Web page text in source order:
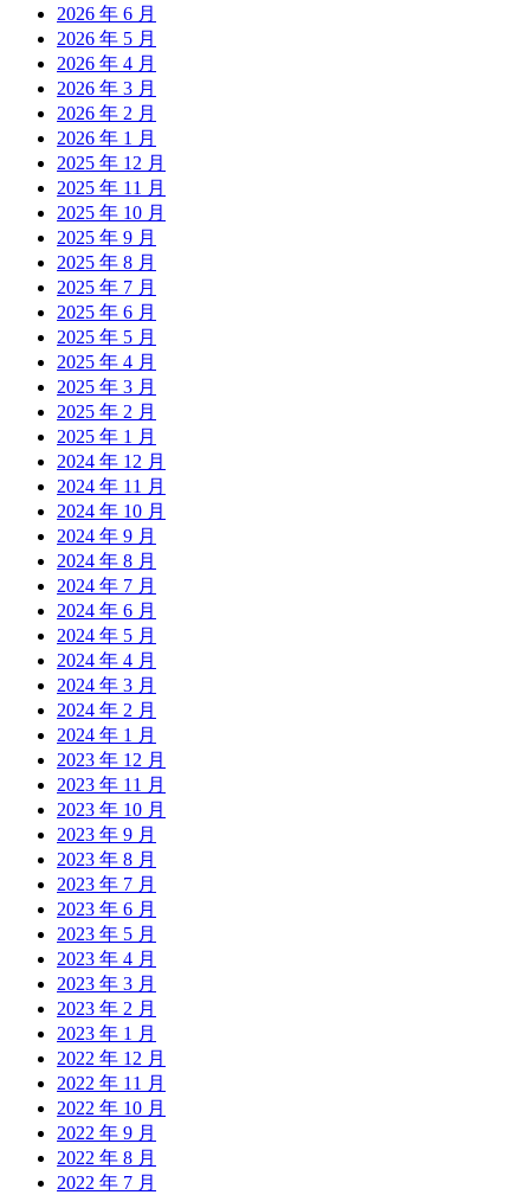
2026 年 6 月
2026 年 5 月
2026 年 4 月
2026 年 3 月
2026 年 2 月
2026 年 1 月
2025 年 12 月
2025 年 11 月
2025 年 10 月
2025 年 9 月
2025 年 8 月
2025 年 7 月
2025 年 6 月
2025 年 5 月
2025 年 4 月
2025 年 3 月
2025 年 2 月
2025 年 1 月
2024 年 12 月
2024 年 11 月
2024 年 10 月
2024 年 9 月
2024 年 8 月
2024 年 7 月
2024 年 6 月
2024 年 5 月
2024 年 4 月
2024 年 3 月
2024 年 2 月
2024 年 1 月
2023 年 12 月
2023 年 11 月
2023 年 10 月
2023 年 9 月
2023 年 8 月
2023 年 7 月
2023 年 6 月
2023 年 5 月
2023 年 4 月
2023 年 3 月
2023 年 2 月
2023 年 1 月
2022 年 12 月
2022 年 11 月
2022 年 10 月
2022 年 9 月
2022 年 8 月
2022 年 7 月